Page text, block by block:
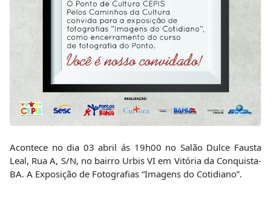
Acontece no dia 03 abril ás 19h00 no Salão Dulce Fausta
Leal, Rua A, S/N, no bairro Urbis VI em Vitória da Conquista-
BA. A Exposição de Fotografias “Imagens do Cotidiano”.